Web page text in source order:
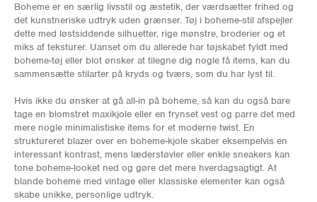
Boheme er en særlig livsstil og æstetik, der værdsætter frihed og
det kunstneriske udtryk uden grænser. Tøj i boheme-stil afspejler
dette med løstsiddende silhuetter, rige mønstre, broderier og et
miks af teksturer. Uanset om du allerede har tøjskabet fyldt med
boheme-tøj eller blot ønsker at tilegne dig nogle få items, kan du
sammensætte stilarter på kryds og tværs, som du har lyst til.
Hvis ikke du ønsker at gå all-in på boheme, så kan du også bare
tage en blomstret maxikjole eller en frynset vest og parre det med
mere nogle minimalistiske items for et moderne twist. En
struktureret blazer over en boheme-kjole skaber eksempelvis en
interessant kontrast, mens læderstøvler eller enkle sneakers kan
tone boheme-looket ned og gøre det mere hverdagsagtigt. At
blande boheme med vintage eller klassiske elementer kan også
skabe unikke, personlige udtryk.